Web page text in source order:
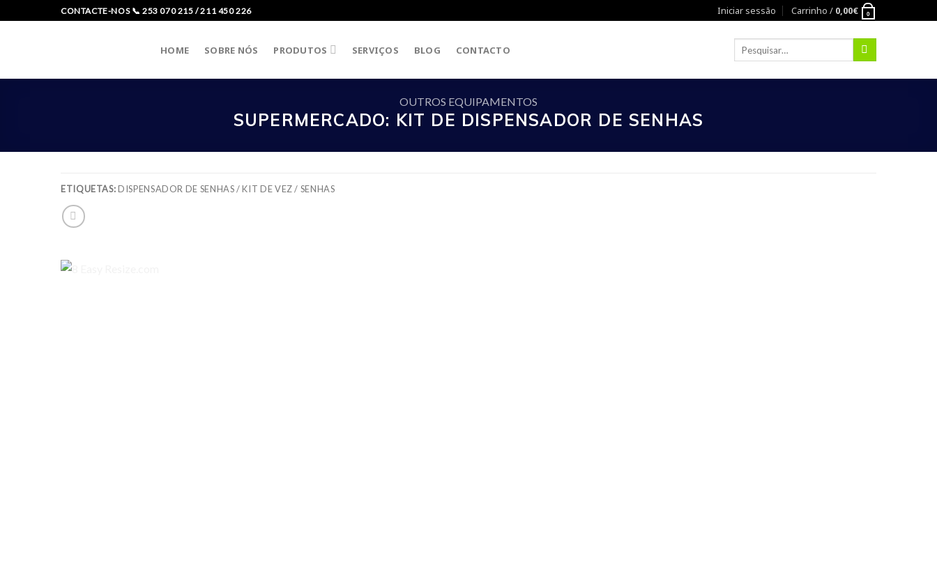
to
CONTACTE-NOS 📞 253 070 215 / 211 450 226 Iniciar sessão Carrinho / 0,00€ 0
HOME SOBRE NÓS PRODUTOS SERVIÇOS BLOG CONTACTO
OUTROS EQUIPAMENTOS
SUPERMERCADO: KIT DE DISPENSADOR DE SENHAS
ETIQUETAS:DISPENSADOR DE SENHAS / KIT DE VEZ / SENHAS